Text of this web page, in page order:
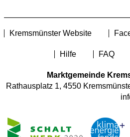
Kremsmünster Website
Hilfe FAQ
Marktgemeinde
Rathausplatz 1, 4550